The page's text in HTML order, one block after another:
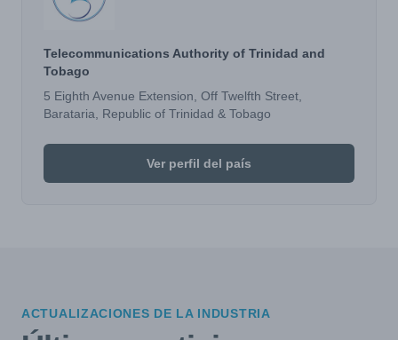
Telecommunications Authority of Trinidad and
Tobago
5 Eighth Avenue Extension, Off Twelfth Street,
Barataria, Republic of Trinidad & Tobago
Ver perfil del país
ACTUALIZACIONES DE LA INDUSTRIA